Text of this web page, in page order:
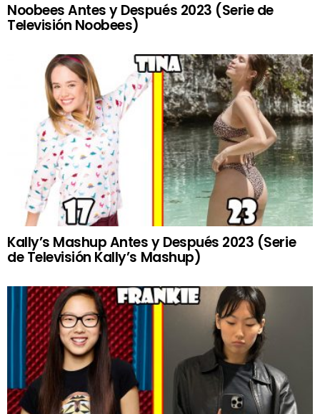
Noobees Antes y Después 2023 (Serie de
Televisión Noobees)
Kally’s Mashup Antes y Después 2023 (Serie
de Televisión Kally’s Mashup)